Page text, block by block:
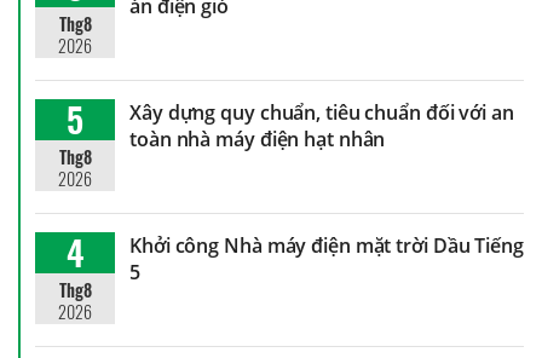
Thg8
2026
án điện gió
5
Thg8
2026
Xây dựng quy chuẩn, tiêu chuẩn đối với an
toàn nhà máy điện hạt nhân
4
Thg8
2026
Khởi công Nhà máy điện mặt trời Dầu Tiếng
5